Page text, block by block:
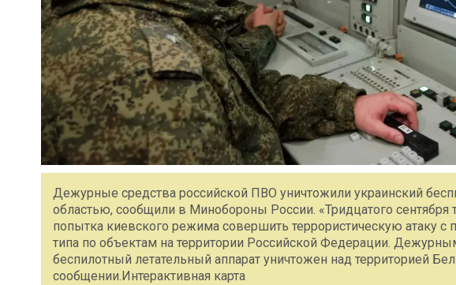
Дежурные средства российской ПВО уничтожили украинский
областью, сообщили в Минобороны России. «Тридцатого сентября
попытка киевского режима совершить террористическую атаку
типа по объектам на территории Российской Федерации.
беспилотный летательный аппарат уничтожен над территорией
сообщении.Интерактивная карта